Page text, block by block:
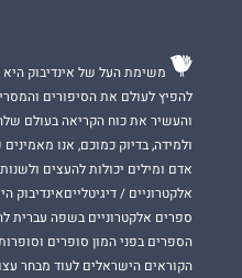
משימת העל של אינדיבוק
להפיץ לעולם את הסיפורים
והעשיר את כוח הקריאה בעולם
ולמידה, בדיוק כמוכם, אנו
אדם ומילים יכולות להעצים
אלקטרוניים /
ספרים אלקטרוניים בשפה
הספרים בפני המון סופרים
הקוראים הישראלים לעוד מבחר